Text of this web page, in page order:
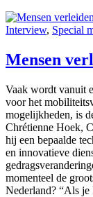
Interview, Special
Mensen
Vaak wordt vanuit
voor het
mogelijkheden, is
Chrétienne Hoek,
hij een bepaalde
en innovatieve
momenteel de
Nederland? “Als